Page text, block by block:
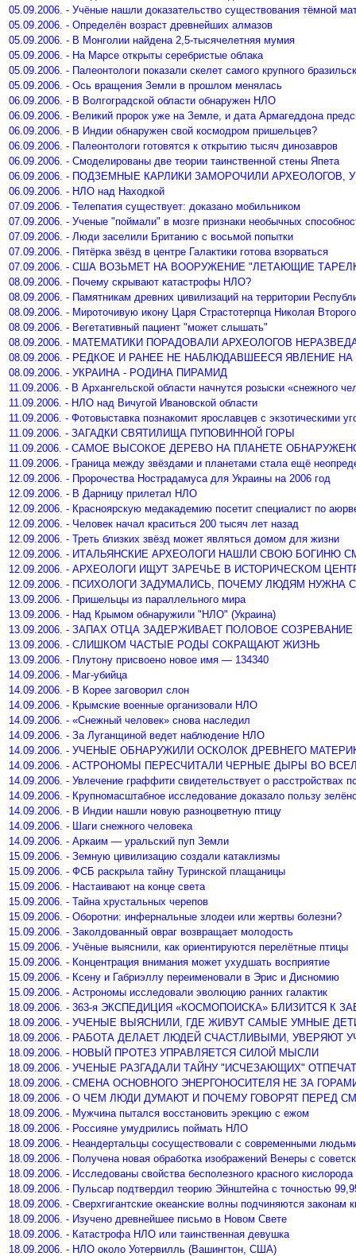
05.09.2006. - Учёные нашли доказательство существования тёмной
05.09.2006. - Определён возраст древнейших алмазов
05.09.2006. - В Монголии найдена 2,5-тысячелетняя мумия
05.09.2006. - На Марсе открыты серебристые облака
05.09.2006. - Палеонтологи показали скелет самого крупного
05.09.2006. - Ось вращения Земли в прошлом менялась
06.09.2006. - В Волгоградской области обнаружен НЛО
06.09.2006. - Великий пророк уже на Земле, и дата Армагеддона
06.09.2006. - В Индии обнаружен свой космодром пришельцев?
06.09.2006. - Палеонтологи готовятся к открытию тысяч динозавров
06.09.2006. - Смоделированы две теории таинственной стены Япета
06.09.2006. - ПОДЗЕМНЫЕ КАРЛИКИ ЗАМОРОЧИЛИ
06.09.2006. - НЛО над Находкой
07.09.2006. - Телепатия существует: доказано мобильником
07.09.2006. - Ученые "поймали" в мозге признаки необычных
07.09.2006. - Люди заселили Британию с восьмой попытки
07.09.2006. - Пятёрка звёзд в центре Галактики готова взорваться
07.09.2006. - США ВОЗЬМЕТ НА ВООРУЖЕНИЕ "ЛЕТАЮЩИЕ
08.09.2006. - Почему скрывают катастрофы НЛО?
08.09.2006. - Памятникам древних цивилизаций на территории
08.09.2006. - Мироточивую икону Царя Страстотерпца Николая
08.09.2006. - Вегетативный пациент "может слышать"
08.09.2006. - МАТЕМАТИКИ ПОРАДОВАЛИ АРХЕОЛОГОВ
08.09.2006. - РЕДКОЕ И РАНЕЕ НЕ НАБЛЮДАВШЕЕСЯ ЯВЛЕНИЕ
08.09.2006. - УКРАИНА - РОДИНА ПИРАМИД
11.09.2006. - В Архангельской области начнутся розыски «снежного
11.09.2006. - НЛО над Вичугой Ивановской области
11.09.2006. - Фотовыставка познакомит ярославцев с экзотическими
11.09.2006. - ЗАГАДКИ СВЯТИЛИЩА ПУПОВИННОЙ ГОРЫ
11.09.2006. - САМОЕ ВЫСОКОЕ ДЕРЕВО НА ПЛАНЕТЕ
11.09.2006. - Граница между звёздами и планетами стала ещё
12.09.2006. - Пророчества Нострадамуса для Украины на 2006 год
12.09.2006. - В Дарницу прилетал НЛО
12.09.2006. - Красноярскую медакадемию посетит специалист по
12.09.2006. - Человек начал краситься 200 тысяч лет назад
12.09.2006. - Треть близких звёзд может являться домом для жизни
12.09.2006. - ИТАЛЬЯНСКИЕ АРХЕОЛОГИ НАШЛИ СВОЮ БОГИНЮ
12.09.2006. - АРХЕОЛОГИ ИЩУТ ЗАРЕЧЬЕ В ИСТОРИЧЕСКОМ
12.09.2006. - ПСИХОЛОГИ ЗАДУМАЛИСЬ, ПОЧЕМУ ЛЮДЯМ НУЖНА
13.09.2006. - Пришельцы из параллельного мира
13.09.2006. - Над Крымом обнаружили "НЛО" (Украина)
13.09.2006. - ЗАПАХ ОТЦА ЗАДЕРЖИВАЕТ ПОЛОВОЕ
13.09.2006. - СЛИШКОМ ЧАСТЫЕ РОДЫ СОКРАЩАЮТ ЖИЗНЬ
13.09.2006. - Плутону присвоено новое имя — 134340
14.09.2006. - Маг-убийца
14.09.2006. - В Корее заговорил слон
14.09.2006. - Крымские военные организовали НЛО
14.09.2006. - «Снежный человек» снова наследил
14.09.2006. - За Луганщиной ведет наблюдение НЛО
14.09.2006. - УЧЕНЫЕ ОБНАРУЖИЛИ ОСКОЛОК ДРЕВНЕГО
14.09.2006. - АСТРОНОМЫ ПЕРЕСЧИТАЛИ ЧЕРНЫЕ ДЫРЫ ВО
14.09.2006. - Увлечение граффити свидетельствует о расстройствах
14.09.2006. - Крупномасштабное исследование доказало пользу
14.09.2006. - В Индии нашли новую разноцветную птицу
14.09.2006. - Шаги снежного человека
14.09.2006. - Аркаим — уральский пуп Земли
15.09.2006. - Земную цивилизацию создали катаклизмы
15.09.2006. - ФСБ раскрыла тайну Туринской плащаницы
15.09.2006. - Настаивают на конце света
15.09.2006. - Тайна хрустальных черепов
15.09.2006. - Оборотни: инфернальные злодеи или жертвы болезни?
15.09.2006. - Заколдованный овраг возвращает молодость
15.09.2006. - Учёные выяснили, как ориентируются перелётные птицы
15.09.2006. - Концентрация внимания может ухудшать восприятие
15.09.2006. - Ксену и Габриэллу переименовали в Эрис и Дисномию
15.09.2006. - Астрономы исследовали эволюцию ранних галактик
18.09.2006. - 363-я ЭКСПЕДИЦИЯ «КОСМОПОИСКА» БЛИЗИТСЯ К
18.09.2006. - УЧЕНЫЕ ВЫЯСНИЛИ, ГДЕ ЖИВУТ САМЫЕ УМНЫЕ
18.09.2006. - РАБОТА ДЕЛАЕТ ЛЮДЕЙ СЧАСТЛИВЫМИ, УВЕРЯЮТ
18.09.2006. - НОВЫЙ ПРОТЕЗ УПРАВЛЯЕТСЯ СИЛОЙ МЫСЛИ
18.09.2006. - УЧЕНЫЕ РАЗГАДАЛИ ТАЙНУ "ИСЧЕЗАЮЩИХ"
18.09.2006. - СМЕНА ОСНОВНОГО ЭНЕРГОНОСИТЕЛЯ НЕ ЗА
18.09.2006. - О ЧЕМ ЛЮДИ ДУМАЮТ И ПОЧЕМУ ГОВОРЯТ ПЕРЕД
18.09.2006. - Мужчина пытался восстановить эрекцию с ежом
18.09.2006. - Россияне умудрились поймать НЛО
18.09.2006. - Неандертальцы сосуществовали с современными
18.09.2006. - Получена новая обработка изображений Венеры с
18.09.2006. - Исследованы свойства бесполезного красного кислорода
18.09.2006. - Пульсар подтвердил теорию Эйнштейна с точностью
18.09.2006. - Сверхгигантские океанские волны подчиняются законам
18.09.2006. - Изучено древнейшее письмо в Новом Свете
18.09.2006. - Катастрофа НЛО или таинственная девушка
18.09.2006. - НЛО около Уотервилль (Вашингтон, США)